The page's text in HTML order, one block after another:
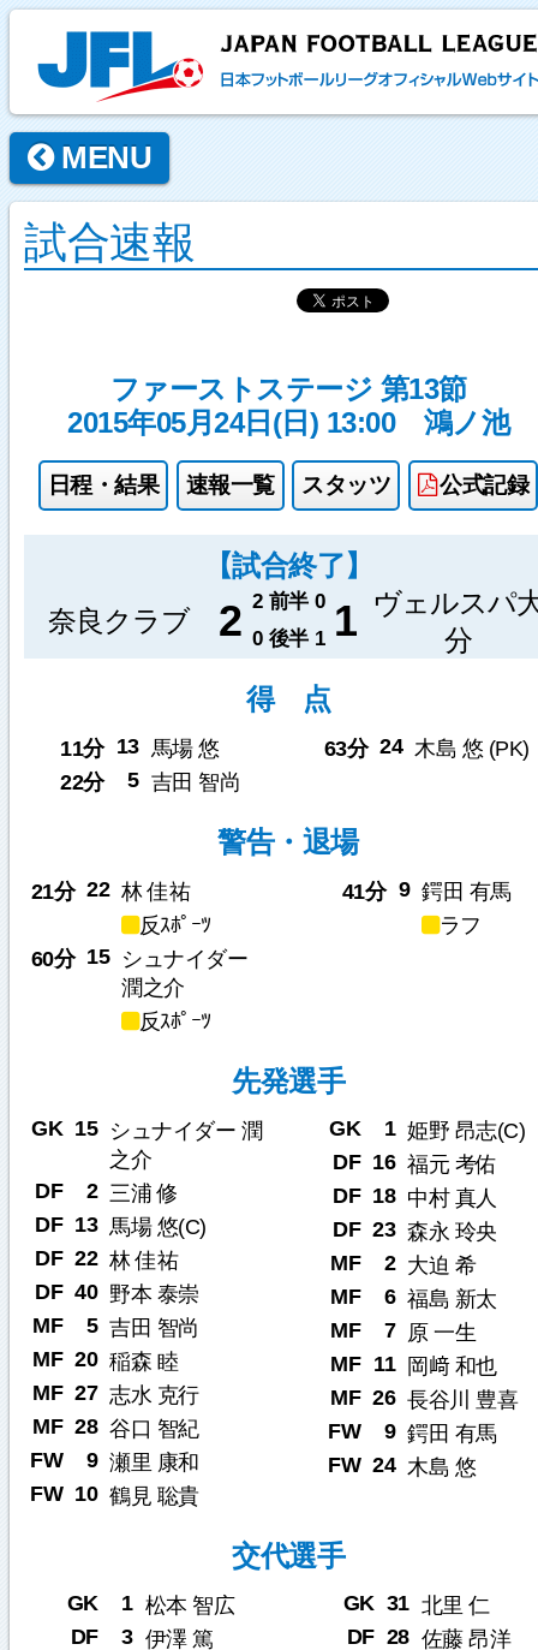
MENU
試合速報
ファーストステージ 第13節
2015年05月24日(日) 13:00
鴻ノ池
日程・結果 速報一覧 スタッツ 公式記録
【試合終了】
奈良クラブ
2 2 前半 0 1 ヴェルスパ
分
0 後半 1
得 点
11分 13 馬場 悠
22分
5 吉田 智尚
63分 24 木島 悠 (PK)
警告・退場
21分 22 林 佳祐
反ｽﾎﾟｰﾂ
60分 15 シュナイダー
潤之介
反ｽﾎﾟｰﾂ
41分 9 鍔田 有馬
ラフ
先発選手
GK 15 シュナイダー 潤
之介
DF
2 三浦 修
DF 13 馬場 悠(C)
DF 22 林 佳祐
DF 40 野本 泰崇
MF
5 吉田 智尚
MF 20 稲森 睦
MF 27 志水 克行
MF 28 谷口 智紀
FW
9 瀬里 康和
FW 10 鶴見 聡貴
GK 1 姫野 昂志(C)
DF 16 福元 考佑
DF 18 中村 真人
DF 23 森永 玲央
MF
2 大迫 希
MF
6 福島 新太
MF
7 原 一生
MF 11
岡﨑 和也
MF 26 長谷川 豊喜
FW
9 鍔田 有馬
FW 24 木島 悠
交代選手
GK 1 松本 智広
DF
3 伊澤 篤
GK 31 北里 仁
DF 28 佐藤 昂洋